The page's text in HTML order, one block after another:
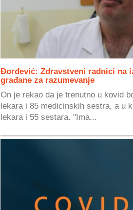
Đorđević: Zdravstveni radnici na
građane za razumevanje
On je rekao da je trenutno u kovid
lekara i 85 medicinskih sestra, a u
lekara i 55 sestara. "Ima...